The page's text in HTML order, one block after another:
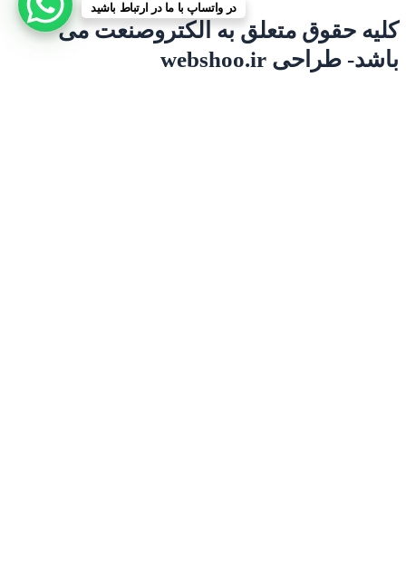
کلیه حقوق متعلق به الکتروصنعت می
باشد- طراحی webshoo.ir
در واتساپ با ما در ارتباط باشید